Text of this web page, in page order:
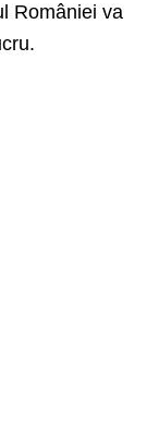
României va